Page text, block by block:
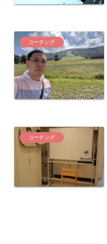
コーチング
コーチング